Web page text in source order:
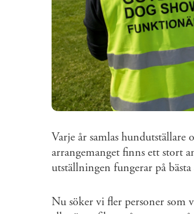
Varje år samlas hundutställare
arrangemanget finns ett stort
utställningen fungerar på bästa
Nu söker vi fler personer som